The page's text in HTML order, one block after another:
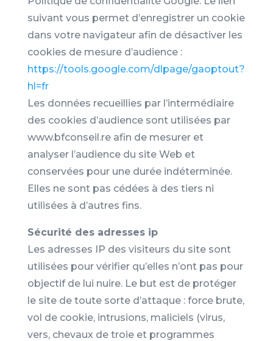
suivant vous permet d’enregistrer un cookie
dans votre navigateur afin de désactiver les
cookies de mesure d’audience :
https://tools.google.com/dlpage/gaoptout?
hl=fr
Les données recueillies par l’intermédiaire
des cookies d’audience sont utilisées par
www.bfconseil.re afin de mesurer et
analyser l’audience du site Web et
conservées pour une durée indéterminée.
Elles ne sont pas cédées à des tiers ni
utilisées à d’autres fins.
Sécurité des adresses ip
Les adresses IP des visiteurs du site sont
utilisées pour vérifier qu’elles n’ont pas pour
objectif de lui nuire. Le but est de protéger
le site de toute sorte d’attaque : force brute,
vol de cookie, intrusions, maliciels (virus,
vers, chevaux de troie et programmes